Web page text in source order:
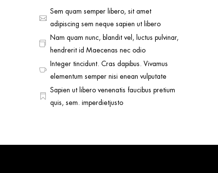
Sem quam semper libero, sit amet
adipiscing sem neque sapien ut libero
Nam quam nunc, blandit vel, luctus pulvinar,
hendrerit id Maecenas nec odio
Integer tincidunt. Cras dapibus. Vivamus
elementum semper nisi enean vulputate
Sapien ut libero venenatis faucibus pretium
quis, sem. imperdietjusto